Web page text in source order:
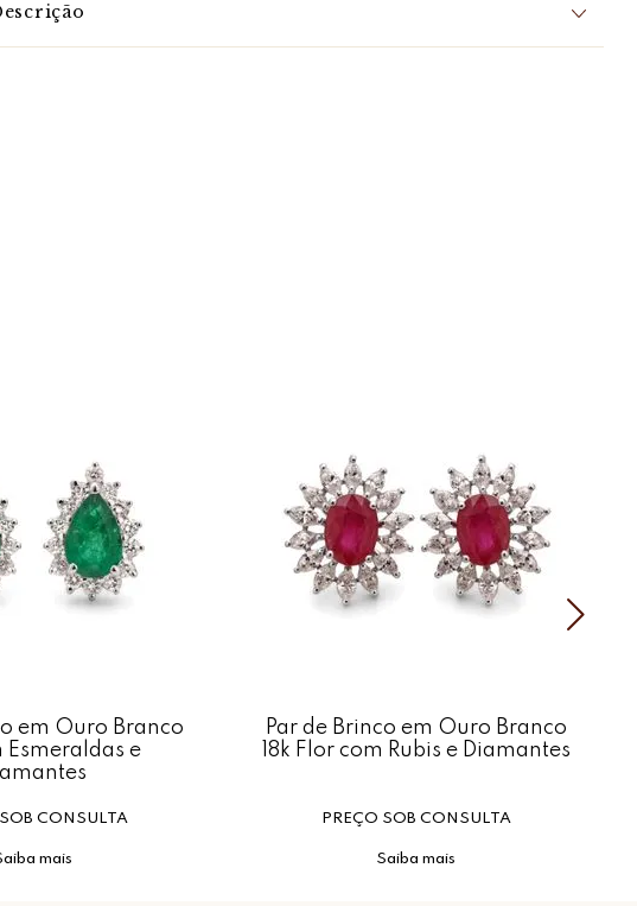
em Flor
Pino com tarraxa
gramas
Polido
em Ouro Branco
Esmeraldas e
CONSULTA
mais
Par de Brinco em Ouro Branco
18k Flor com Rubis e Diamantes
PREÇO SOB CONSULTA
Saiba mais